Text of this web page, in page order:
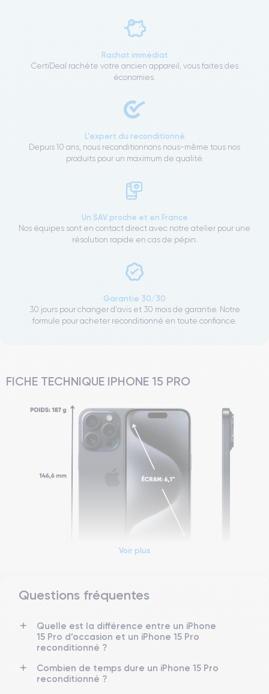
Rachat immédiat
CertiDeal rachète votre ancien appareil, vous faites des
économies.
L'expert du reconditionné
Depuis 10 ans, nous reconditionnons nous-même tous nos
produits pour un maximum de qualité.
Un SAV proche et en France
Nos équipes sont en contact direct avec notre atelier pour une
résolution rapide en cas de pépin.
Garantie 30/30
30 jours pour changer d'avis et 30 mois de garantie. Notre
formule pour acheter reconditionné en toute confiance.
FICHE TECHNIQUE IPHONE 15 PRO
Date de sortie
22/09/2023
Système exploitation
Dimensions
Voir plus
Questions fréquentes
Quelle est la différence entre un iPhone
15 Pro d’occasion et un iPhone 15 Pro
reconditionné ?
Combien de temps dure un iPhone 15 Pro
reconditionné ?